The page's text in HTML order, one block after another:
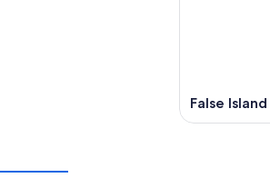
False Island